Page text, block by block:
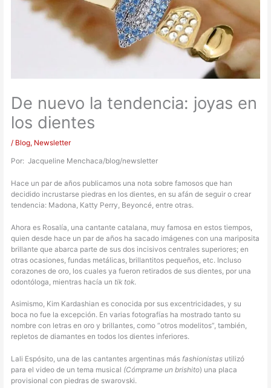
De nuevo la tendencia: joyas en
los dientes
/ Blog, Newsletter
Por: Jacqueline Menchaca/blog/newsletter
Hace un par de años publicamos una nota sobre famosos que han
decidido incrustarse piedras en los dientes, en su afán de seguir o crear
tendencia: Madona, Katty Perry, Beyoncé, entre otras.
Ahora es Rosalía, una cantante catalana, muy famosa en estos tiempos,
quien desde hace un par de años ha sacado imágenes con una mariposita
brillante que abarca parte de sus dos incisivos centrales superiores; en
otras ocasiones, fundas metálicas, brillantitos pequeños, etc. Incluso
corazones de oro, los cuales ya fueron retirados de sus dientes, por una
odontóloga, mientras hacía un tik tok.
Asimismo, Kim Kardashian es conocida por sus excentricidades, y su
boca no fue la excepción. En varias fotografías ha mostrado tanto su
nombre con letras en oro y brillantes, como “otros modelitos”, también,
repletos de diamantes en todos los dientes inferiores.
Lali Espósito, una de las cantantes argentinas más fashionistas utilizó
para el video de un tema musical (Cómprame un brishito) una placa
provisional con piedras de swarovski.